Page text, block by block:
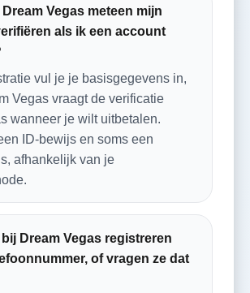
Dream Vegas meteen mijn
als ik een account
vul je je basisgegevens in,
Vegas vraagt de verificatie
wanneer je wilt uitbetalen.
ID-bewijs en soms een
afhankelijk van je
bij Dream Vegas registreren
of vragen ze dat